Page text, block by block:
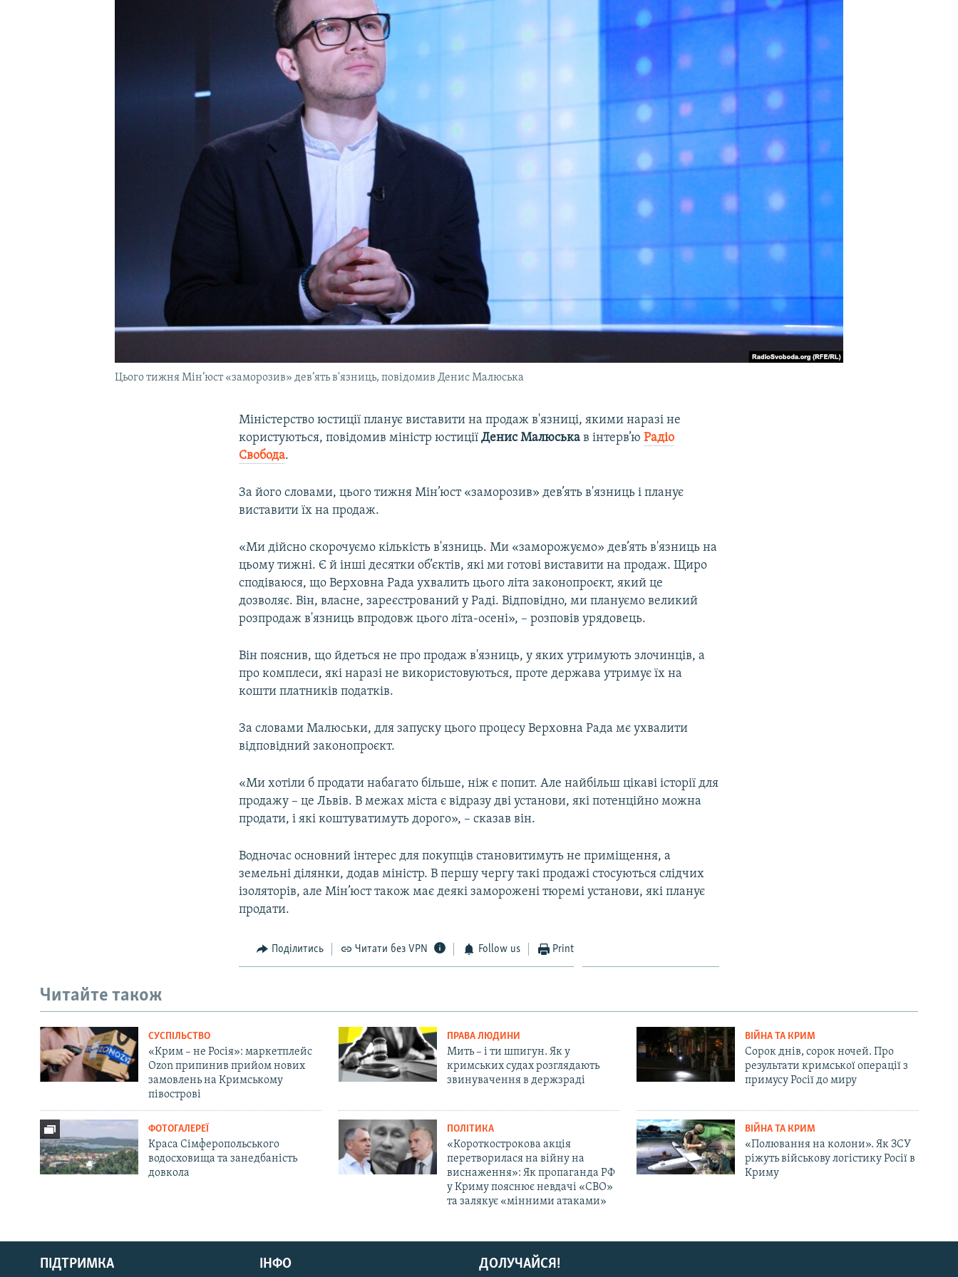
Русский
Qırımtatar
Цього тижня Мін’юст «заморозив» дев’ять в'язниць, повідомив Денис Малюська
Міністерство юстиції планує виставити на продаж в'язниці, якими наразі не
користуються, повідомив міністр юстиціїДенис Малюська в інтерв’юРадіо
Свобода.
За його словами, цього тижня Мін’юст «заморозив» дев’ять в'язниць і планує
виставити їх на продаж.
«Ми дійсно скорочуємо кількість в'язниць. Ми «заморожуємо» дев’ять в'язниць на
цьому тижні. Є й інші десятки об’єктів, які ми готові виставити на продаж. Щиро
сподіваюся, що Верховна Рада ухвалить цього літа законопроєкт, який це
дозволяє. Він, власне, зареєстрований у Раді. Відповідно, ми плануємо великий
розпродаж в'язниць впродовж цього літа-осені», – розповів урядовець.
Він пояснив, що йдеться не про продаж в'язниць, у яких утримують злочинців, а
про комплеси, які наразі не використовуються, проте держава утримує їх на
кошти платників податків.
За словами Малюськи, для запуску цього процесу Верховна Рада мє ухвалити
відповідний законопроєкт.
«Ми хотіли б продати набагато більше, ніж є попит. Але найбільш цікаві історії для
продажу – це Львів. В межах міста є відразу дві установи, які потенційно можна
продати, і які коштуватимуть дорого», – сказав він.
Водночас основний інтерес для покупців становитимуть не приміщення, а
земельні ділянки, додав міністр. В першу чергу такі продажі стосуються слідчих
ізоляторів, але Мін’юст також має деякі заморожені тюремі установи, які планує
продати.
Поділитись Читати без VPN Follow us Print
Читайте також
СУСПІЛЬСТВО
«Крим – не Росія»: маркетплейс
Ozon припинив прийом нових
замовлень на Кримському
півострові
ПРАВА ЛЮДИНИ
Мить – і ти шпигун. Як у
кримських судах розглядають
звинувачення в держзраді
ВІЙНА ТА КРИМ
Сорок днів, сорок ночей. Про
результати кримської операції з
примусу Росії до миру
ФОТОГАЛЕРЕЇ
Краса Сімферопольського
водосховища та занедбаність
довкола
ПОЛІТИКА
«Короткострокова акція
перетворилася на війну на
виснаження»: Як пропаганда РФ
у Криму пояснює невдачі «СВО»
та залякує «мінними атаками»
ВІЙНА ТА КРИМ
«Полювання на колони». Як ЗСУ
ріжуть військову логістику Росії в
Криму
ДОЛУЧАЙСЯ!
ПІДТРИМКА ІНФО